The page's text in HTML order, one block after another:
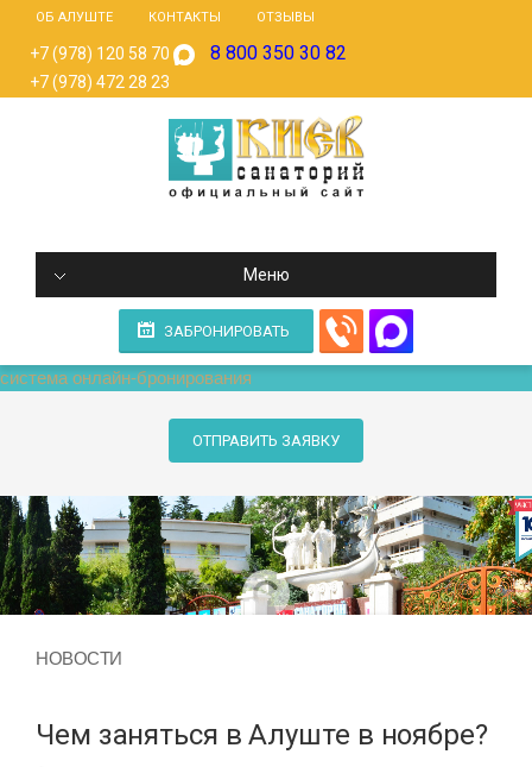
ОБ АЛУШТЕ КОНТАКТЫ ОТЗЫВЫ
+7 (978) 120 58 70 8 800 350 30 82
+7 (978) 472 28 23
Меню
ЗАБРОНИРОВАТЬ
система онлайн-бронирования
ОТПРАВИТЬ ЗАЯВКУ
НОВОСТИ
Чем заняться в Алуште в ноябре?